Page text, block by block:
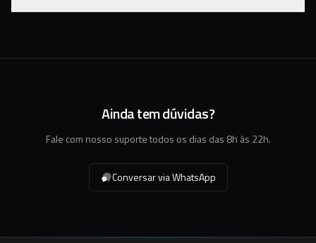
Ainda tem dúvidas?
Fale com nosso suporte todos os dias das 8h às 22h.
Conversar via WhatsApp